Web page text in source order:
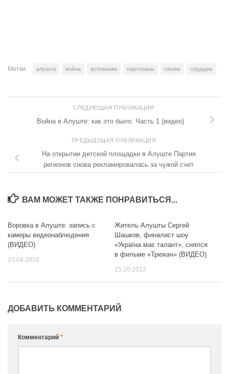
Метки: алушта война вспомним партизаны своим сердцем
СЛЕДУЮЩАЯ ПУБЛИКАЦИЯ
Война в Алуште: как это было. Часть 1 (видео)
ПРЕДЫДУЩАЯ ПУБЛИКАЦИЯ
На открытии детской площадки в Алуште Партия
регионов снова рекламировалась за чужой счет
ВАМ МОЖЕТ ТАКЖЕ ПОНРАВИТЬСЯ...
Воровка в Алуште: запись с
камеры видеонаблюдения
(ВИДЕО)
23.04.2016
Житель Алушты Сергей
Шашков, финалист шоу
«Україна має талант», снялся
в фильме «Трюкач» (ВИДЕО)
15.10.2013
ДОБАВИТЬ КОММЕНТАРИЙ
Комментарий *